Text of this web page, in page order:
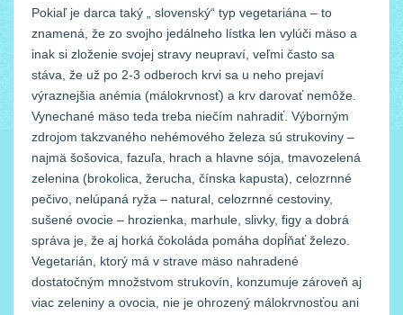
Pokiaľ je darca taký „ slovenský“ typ vegetariána – to
znamená, že zo svojho jedálneho lístka len vylúči mäso a
inak si zloženie svojej stravy neupraví, veľmi často sa
stáva, že už po 2-3 odberoch krvi sa u neho prejaví
výraznejšia anémia (málokrvnosť) a krv darovať nemôže.
Vynechané mäso teda treba niečím nahradiť. Výborným
zdrojom takzvaného nehémového železa sú strukoviny –
najmä šošovica, fazuľa, hrach a hlavne sója, tmavozelená
zelenina (brokolica, žerucha, čínska kapusta), celozrnné
pečivo, nelúpaná ryža – natural, celozrnné cestoviny,
sušené ovocie – hrozienka, marhule, slivky, figy a dobrá
správa je, že aj horká čokoláda pomáha dopĺňať železo.
Vegetarián, ktorý má v strave mäso nahradené
dostatočným množstvom strukovín, konzumuje zároveň aj
viac zeleniny a ovocia, nie je ohrozený málokrvnosťou ani